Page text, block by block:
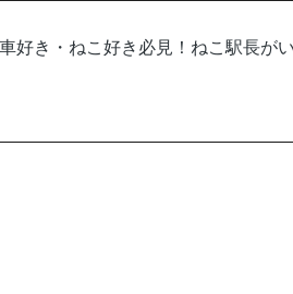
好き・ねこ好き必見！ねこ駅長が